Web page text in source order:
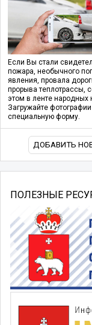
Если Вы стали
пожара, необычного
явления, провала
прорыва теплотрассы,
этом в ленте народных
Загружайте
специальную форму.
ДОБАВИТЬ
ПОЛЕЗНЫЕ